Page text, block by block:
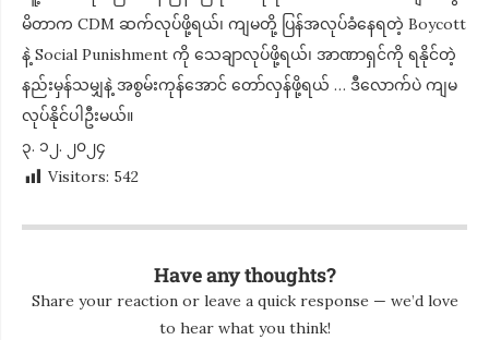
မိတာက CDM ဆက်လုပ်ဖို့ရယ်၊ ကျမတို့ ပြန်အလုပ်ခံနေရတဲ့ Boycott
နဲ့ Social Punishment ကို သေချာလုပ်ဖို့ရယ်၊ အာဏာရှင်ကို ရနိုင်တဲ့
နည်းမှန်သမျှနဲ့ အစွမ်းကုန်အောင် တော်လှန်ဖို့ရယ် … ဒီလောက်ပဲ ကျမ
လုပ်နိုင်ပါဦးမယ်။
၃. ၁၂. ၂၀၂၄
Visitors: 542
Have any thoughts?
Share your reaction or leave a quick response — we’d love
to hear what you think!